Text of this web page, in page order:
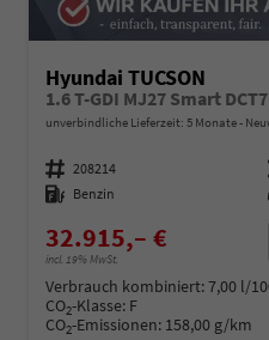
Hyundai TUCSON
1.6 T-GDI MJ27 Smart DCT7
unverbindliche Lieferzeit: 5 Monate
Fahrzeugnummer 208214
Kraftstoff Benzin
32.915,– €
incl. 19% MwSt.
Verbrauch kombiniert:7,00 l/
CO2-Klasse: F
CO2-Emissionen: 158,00 g/km